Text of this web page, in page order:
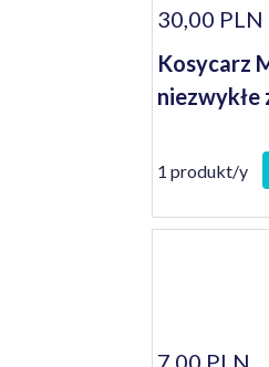
30,00 PLN
Kosycarz
niezwykłe
1 produkt/y
7,00 PLN